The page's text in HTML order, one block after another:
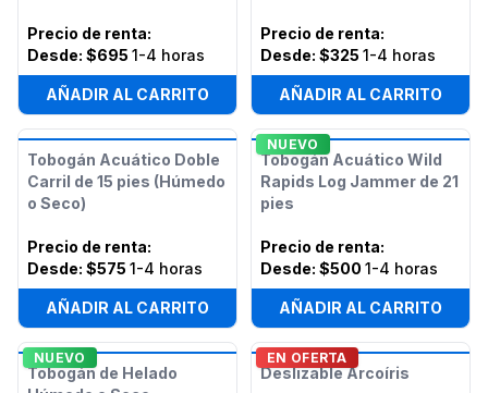
Precio de renta:
Desde: $695 1-4 horas
AÑADIR AL CARRITO
Precio de renta:
Desde: $325 1-4 horas
AÑADIR AL CARRITO
Tobogán Acuático Doble
Carril de 15 pies (Húmedo
o Seco)
Precio de renta:
Desde: $575 1-4 horas
AÑADIR AL CARRITO
NUEVO
Tobogán Acuático Wild
Rapids Log Jammer de 21
pies
Precio de renta:
Desde: $500 1-4 horas
AÑADIR AL CARRITO
NUEVO
Tobogán de Helado
EN OFERTA
Deslizable Arcoíris